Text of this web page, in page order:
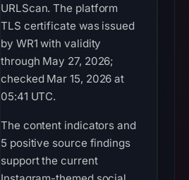
URLScan. The platform
TLS certificate was issued
by WR1 with validity
through May 27, 2026;
checked Mar 15, 2026 at
05:41 UTC.
The content indicators and
5 positive source findings
support the current